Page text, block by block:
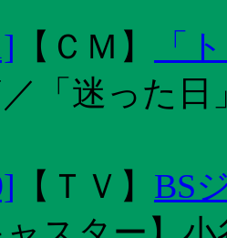
【 ＣＭ 】
「
／「迷った
【 ＴＶ 】 BS